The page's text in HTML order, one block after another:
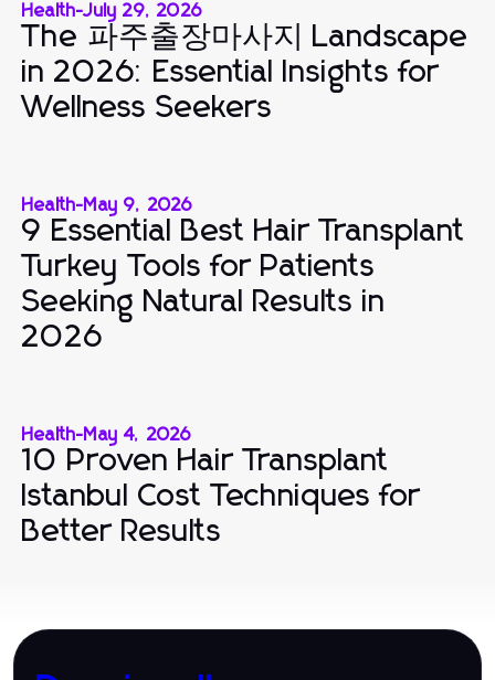
Health-July 29, 2026
The 파주출장마사지 Landscape
in 2026: Essential Insights for
Wellness Seekers
Health-May 9, 2026
9 Essential Best Hair Transplant
Turkey Tools for Patients
Seeking Natural Results in
2026
Health-May 4, 2026
10 Proven Hair Transplant
Istanbul Cost Techniques for
Better Results